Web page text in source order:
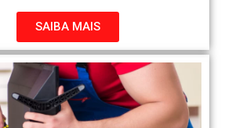
SAIBA MAIS